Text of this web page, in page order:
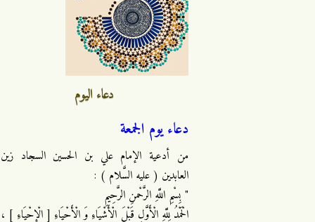
دعاء اليوم
دعاء يوم الجمعة
من أدعية الإمام علي بن الحسين السجاد زين
العابدين ( عليه السَّلام ) :
" بِسْمِ اللَّهِ الرَّحْمنِ الرَّحِيمِ
الْحَمْدُ لِلَّهِ الْأَوَّلِ قَبْلَ الْأَشْيَاءِ وَ الْأَحْيَاءِ [ الْإِحْيَاءِ ] ،